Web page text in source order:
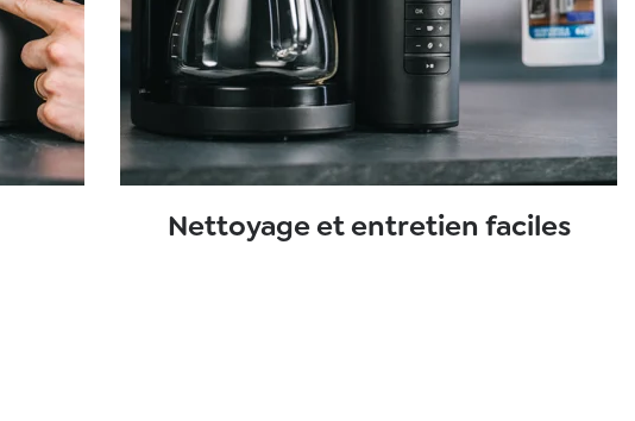
Nettoyage et entretien faciles